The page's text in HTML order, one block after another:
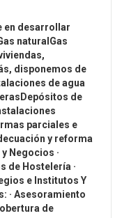
en desarrollar
naturalGas
disponemos de
de agua
de
parciales e
y reforma
Negocios ·
de Hostelería ·
e Institutos Y
: · Asesoramiento
de